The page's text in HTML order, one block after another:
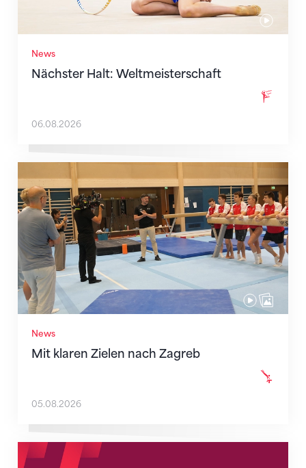
News
Nächster Halt: Weltmeisterschaft
06.08.2026
News
Mit klaren Zielen nach Zagreb
Mit klaren Zielen nach Zagreb
05.08.2026
Neue Empfangszeiten ab 1. August 2026